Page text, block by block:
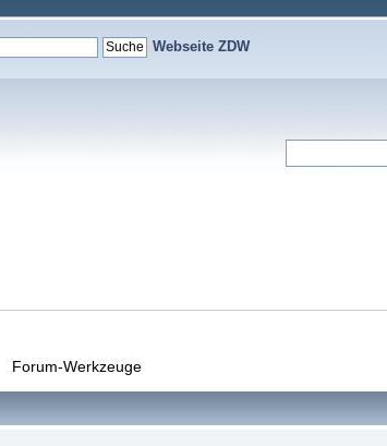
Webseite ZDW
Forum-Werkzeuge